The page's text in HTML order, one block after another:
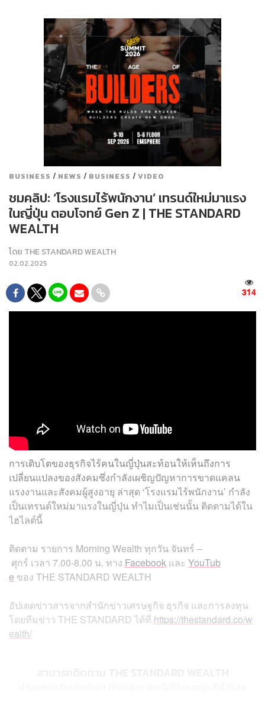
BUSINESS / NEWS / BUSINESS / VIDEO
ชมคลิป: ‘โรงแรมไร้พนักงาน’ เทรนด์ใหม่มาแรง
ในญี่ปุ่น ตอบโจทย์ Gen Z | THE STANDARD
WEALTH
โดย THE STANDARD WEALTH
02.02.2025
314
การเติบโตของธุรกิจไร้คนในญี่ปุ่นสะท้อนให้เห็นถึงการ
เปลี่ยนแปลงของสังคมซึ่งกำลังเผชิญปัญหาการขาดแคลน
แรงงานและสังคมผู้สูงอายุ ล่าสุด ‘โรงแรมไร้พนักงาน’ กำลัง
เป็นเทรนด์ใหม่มาแรงในญี่ปุ่น ทำไมเป็นเช่นนั้น ติดตามได้ใน
ไฮไลต์นี้
ติดตาม รายการ Morning Wealth ทุกวัน จันทร์ –
ศุกร์ เวลา 7.00-8.00 น. ทาง Facebook และ YouTub
e ของ THE STANDARD WEALTH
อัปเดตข่าวสารจากสำนักข่าวเศรษฐกิจ ธุรกิจ และการลงทุน
โดยทีมข่าว THE STANDARDได้ที่ https://thestandard.co/w
ealth/